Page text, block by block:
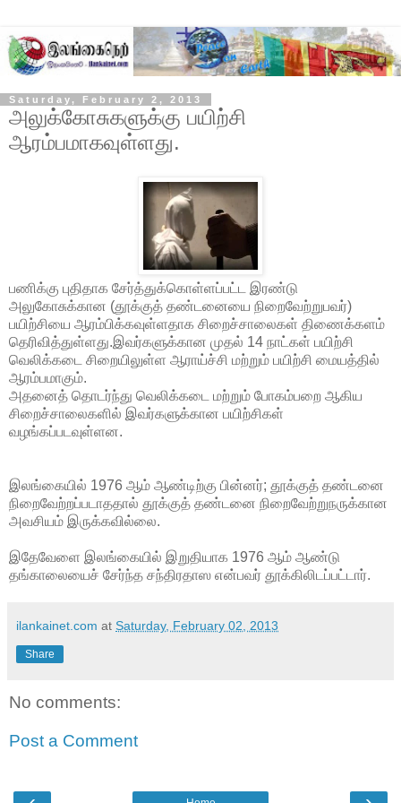
Saturday, February 2, 2013
அலுக்கோசுகளுக்கு பயிற்சி
ஆரம்பமாகவுள்ளது.
பணிக்கு புதிதாக சேர்த்துக்கொள்ளப்பட்ட இரண்டு
அலுகோசுக்கான (தூக்குத் தண்டனையை நிறைவேற்றுபவர்)
பயிற்சியை ஆரம்பிக்கவுள்ளதாக சிறைச்சாலைகள் திணைக்களம்
தெரிவித்துள்ளது.இவர்களுக்கான முதல் 14 நாட்கள் பயிற்சி
வெலிக்கடை சிறையிலுள்ள ஆராய்ச்சி மற்றும் பயிற்சி மையத்தில்
ஆரம்பமாகும்.
அதனைத் தொடர்ந்து வெலிக்கடை மற்றும் போகம்பறை ஆகிய
சிறைச்சாலைகளில் இவர்களுக்கான பயிற்சிகள்
வழங்கப்படவுள்ளன.
இலங்கையில் 1976 ஆம் ஆண்டிற்கு பின்னர்; தூக்குத் தண்டனை
நிறைவேற்றப்படாததால் தூக்குத் தண்டனை நிறைவேற்றுநருக்கான
அவசியம் இருக்கவில்லை.
இதேவேளை இலங்கையில் இறுதியாக 1976 ஆம் ஆண்டு
தங்காலையைச் சேர்ந்த சந்திரதாஸ என்பவர் தூக்கிலிடப்பட்டார்.
ilankainet.com at Saturday, February 02, 2013
Share
No comments:
Post a Comment